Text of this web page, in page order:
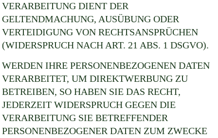
VERARBEITUNG DIENT DER
GELTENDMACHUNG, AUSÜBUNG ODER
VERTEIDIGUNG VON RECHTSANSPRÜCHEN
(WIDERSPRUCH NACH ART. 21 ABS. 1 DSGVO).
WERDEN IHRE PERSONENBEZOGENEN DATEN
VERARBEITET, UM DIREKTWERBUNG ZU
BETREIBEN, SO HABEN SIE DAS RECHT,
JEDERZEIT WIDERSPRUCH GEGEN DIE
VERARBEITUNG SIE BETREFFENDER
PERSONENBEZOGENER DATEN ZUM ZWECKE